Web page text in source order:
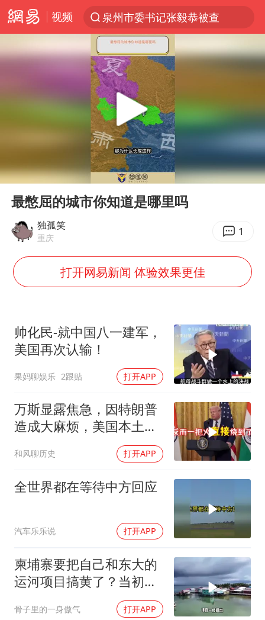
视频
泉州市委书记张毅恭被查
全球首个长时储能一体化产业园量产
陈垣宇0-3张禹珍 国乒男单全军覆没
四川宜宾市高县4.9级地震致1人死亡
中巨芯：上半年归母净利润1405.77万元
中国女篮70-67险胜尼日利亚女篮
秋天的第一杯奶茶到底有多火
国防部：中国军队坚决反制任何闹海挑衅图谋
“今天得有40℃了吧 为啥还不预警”
胡彦斌韩磊 谁帮谁
胡彦斌获《歌手2026》歌王
38岁演员求职万岁山NPC成功
夯实基础开新局
Play
00:00 00:47
最憋屈的城市你知道是哪里吗
独孤笑
重庆 1
打开网易新闻 体验效果更佳
帅化民-就中国八一建军，
美国再次认输！
果妈聊娱乐 2跟贴 打开APP
万斯显露焦急，因特朗普
造成大麻烦，美国本土有
和风聊历史 打开APP
全世界都在等待中方回应
汽车乐乐说 打开APP
柬埔寨要把自己和东大的
运河项目搞黄了？当初可
骨子里的一身傲气 打开APP